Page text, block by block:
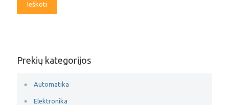
Ieškoti
Prekių kategorijos
Automatika
Elektronika